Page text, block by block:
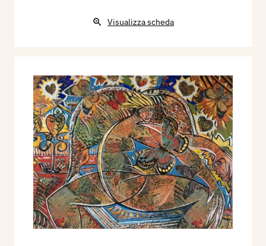
Visualizza scheda